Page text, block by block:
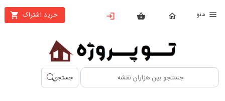
خرید اشتراک
بستن
محصولات
تهیه
اشتراک
جستجو